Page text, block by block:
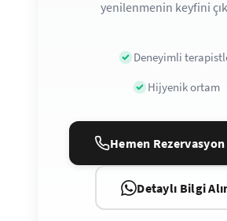
yenilenmenin keyfini
Deneyimli
Hijyenik ortam
Hemen Rezervasyon
Detaylı Bilgi